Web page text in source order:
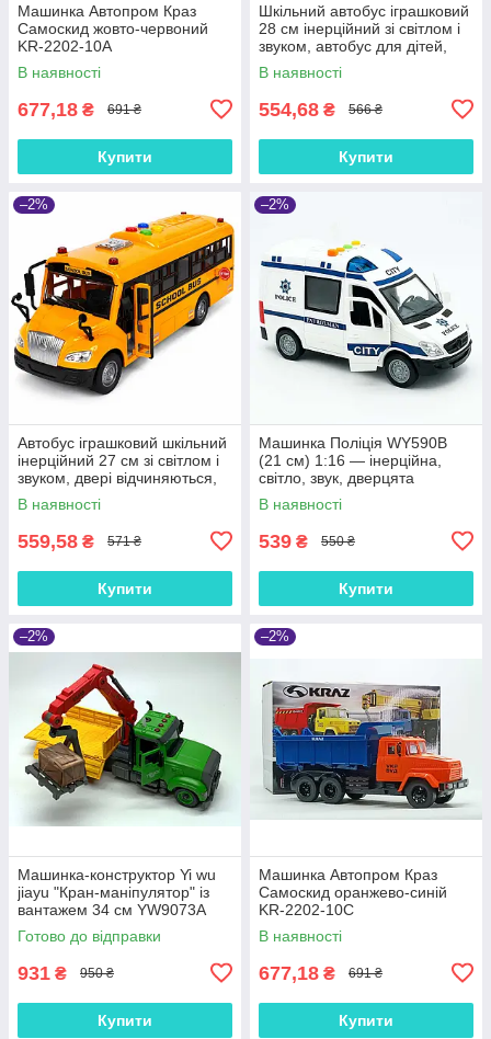
Машинка Автопром Краз
Самоскид жовто-червоний
KR-2202-10A
В наявності
677,18 ₴ 691 ₴
Купити
Шкільний автобус іграшковий
28 см інерційний зі світлом і
звуком, автобус для дітей,
відчиняються двері, гумові
шини, 666-31Q
В наявності
554,68 ₴ 566 ₴
Купити
–2%
Автобус іграшковий шкільний
інерційний 27 см зі світлом і
звуком, двері відчиняються,
гумові колеса, RJ5506
В наявності
559,58 ₴ 571 ₴
Купити
–2%
Машинка Поліція WY590B
(21 см) 1:16 — інерційна,
світло, звук, дверцята
В наявності
539 ₴ 550 ₴
Купити
–2%
Машинка-конструктор Yi wu
jiayu "Кран-маніпулятор" із
вантажем 34 см YW9073A
Готово до відправки
931 ₴ 950 ₴
Купити
–2%
Машинка Автопром Краз
Самоскид оранжево-синій
KR-2202-10C
В наявності
677,18 ₴ 691 ₴
Купити